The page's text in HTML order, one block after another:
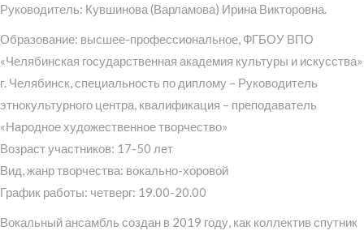
Руководитель: Кувшинова (Варламова) Ирина Викторовна.
Образование: высшее-профессиональное, ФГБОУ ВПО
«Челябинская государственная академия культуры и искусства»
г. Челябинск, специальность по диплому – Руководитель
этнокультурного центра, квалификация – преподаватель
«Народное художественное творчество»
Возраст участников: 17-50 лет
Вид, жанр творчества: вокально-хоровой
График работы: четверг: 19.00-20.00
Вокальный ансамбль создан в 2019 году, как коллектив спутник